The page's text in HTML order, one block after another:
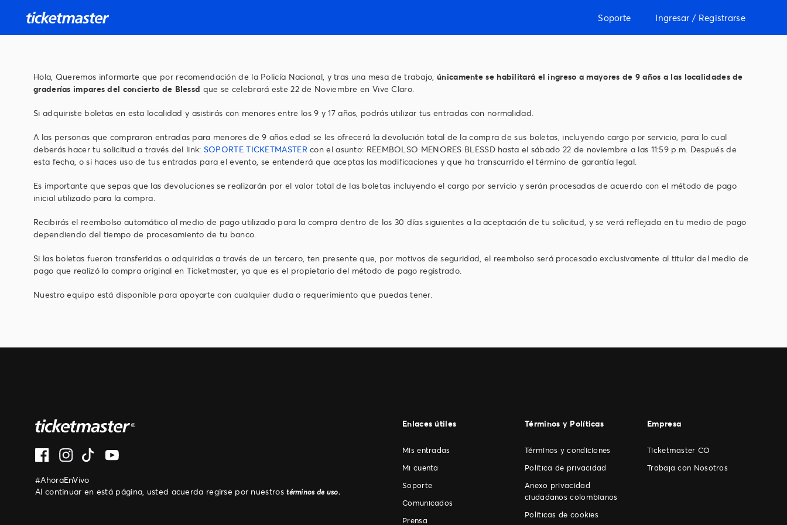
Soporte Ingresar / Registrarse
Hola, Queremos informarte que por recomendación de la Policía Nacional, y tras una mesa de trabajo, únicamente se habilitará el ingreso a mayores de 9 años a las localidades de
graderías impares del concierto de Blessd que se celebrará este 22 de Noviembre en Vive Claro.
Si adquiriste boletas en esta localidad y asistirás con menores entre los 9 y 17 años, podrás utilizar tus entradas con normalidad.
A las personas que compraron entradas para menores de 9 años edad se les ofrecerá la devolución total de la compra de sus boletas, incluyendo cargo por servicio, para lo cual
deberás hacer tu solicitud a través del link: SOPORTE TICKETMASTER con el asunto: REEMBOLSO MENORES BLESSD hasta el sábado 22 de noviembre a las 11:59 p.m. Después de
esta fecha, o si haces uso de tus entradas para el evento, se entenderá que aceptas las modificaciones y que ha transcurrido el término de garantía legal.
Es importante que sepas que las devoluciones se realizarán por el valor total de las boletas incluyendo el cargo por servicio y serán procesadas de acuerdo con el método de pago
inicial utilizado para la compra.
Recibirás el reembolso automático al medio de pago utilizado para la compra dentro de los 30 días siguientes a la aceptación de tu solicitud, y se verá reflejada en tu medio de pago
dependiendo del tiempo de procesamiento de tu banco.
Si las boletas fueron transferidas o adquiridas a través de un tercero, ten presente que, por motivos de seguridad, el reembolso será procesado exclusivamente al titular del medio de
pago que realizó la compra original en Ticketmaster, ya que es el propietario del método de pago registrado.
Nuestro equipo está disponible para apoyarte con cualquier duda o requerimiento que puedas tener.
#AhoraEnVivo
Al continuar en está página, usted acuerda regirse por nuestrostérminos de uso.
Enlaces útiles
Mis entradas
Mi cuenta
Soporte
Comunicados
Prensa
Términos y Políticas
Términos y condiciones
Política de privacidad
Anexo privacidad
ciudadanos colombianos
Políticas de cookies
Empresa
Ticketmaster CO
Trabaja con Nosotros